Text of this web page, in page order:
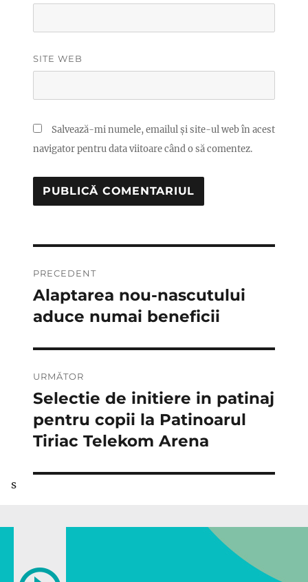
SITE WEB
Salvează-mi numele, emailul și site-ul web în acest
navigator pentru data viitoare când o să comentez.
în
articole
PRECEDENT
Articolul
anterior:
Alaptarea nou-nascutului
aduce numai beneficii
URMĂTOR
Articolul
următor:
Selectie de initiere in patinaj
pentru copii la Patinoarul
Tiriac Telekom Arena
s